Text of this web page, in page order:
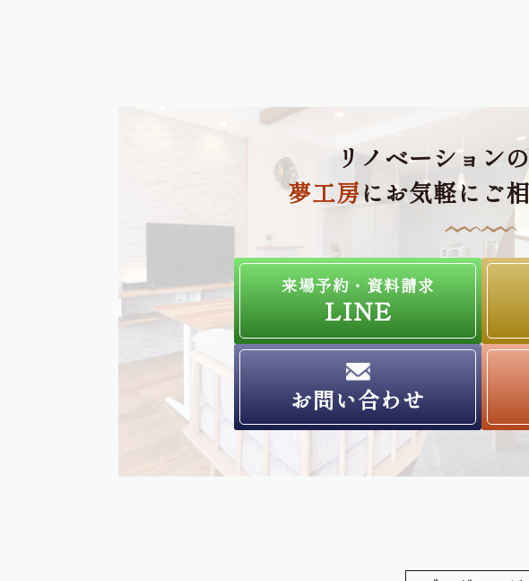
リノベーション
夢工房にお気軽にご
来場予約・資料請求
LINE
お問い合わせ